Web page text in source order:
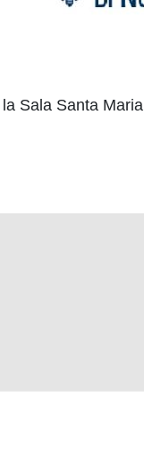
Sala Santa Maria